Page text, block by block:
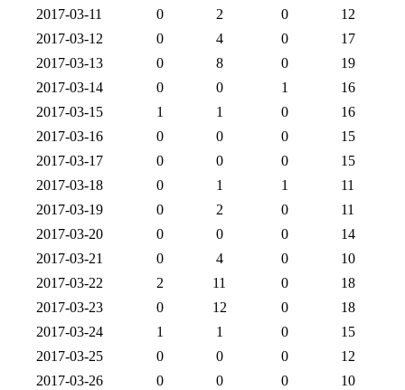
2017-03-11
0 2 0
12
2017-03-12
0 4 0
17
2017-03-13
0 8 0
19
2017-03-14
0 0 1
16
2017-03-15
1 1 0
16
2017-03-16
0 0 0
15
2017-03-17
0 0 0
15
2017-03-18
0 1 1
11
2017-03-19
0 2 0
11
2017-03-20
0 0 0
14
2017-03-21
0 4 0
10
2017-03-22
2 11 0
18
2017-03-23
0 12 0
18
2017-03-24
1 1 0
15
2017-03-25
0 0 0
12
2017-03-26
0 0 0
10